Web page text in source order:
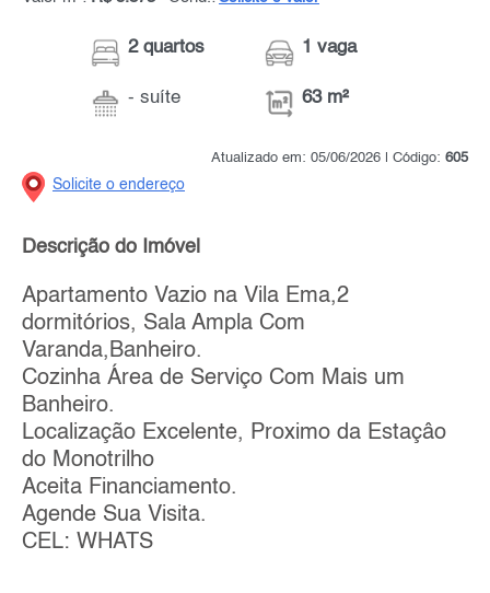
2 quartos
- suíte
1 vaga
63 m²
Atualizado em: 05/06/2026 | Código: 605
Solicite o endereço
Descrição do Imóvel
Apartamento Vazio na Vila Ema,2
dormitórios, Sala Ampla Com
Varanda,Banheiro.
Cozinha Área de Serviço Com Mais um
Banheiro.
Localização Excelente, Proximo da Estaçâo
do Monotrilho
Aceita Financiamento.
Agende Sua Visita.
CEL: WHATS